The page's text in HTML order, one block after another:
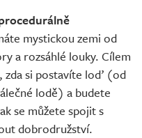
mystickou zemi od
a rozsáhlé louky. Cílem
zda si postavíte loď (od
lodě) a budete
se můžete spojit s
dobrodružství.